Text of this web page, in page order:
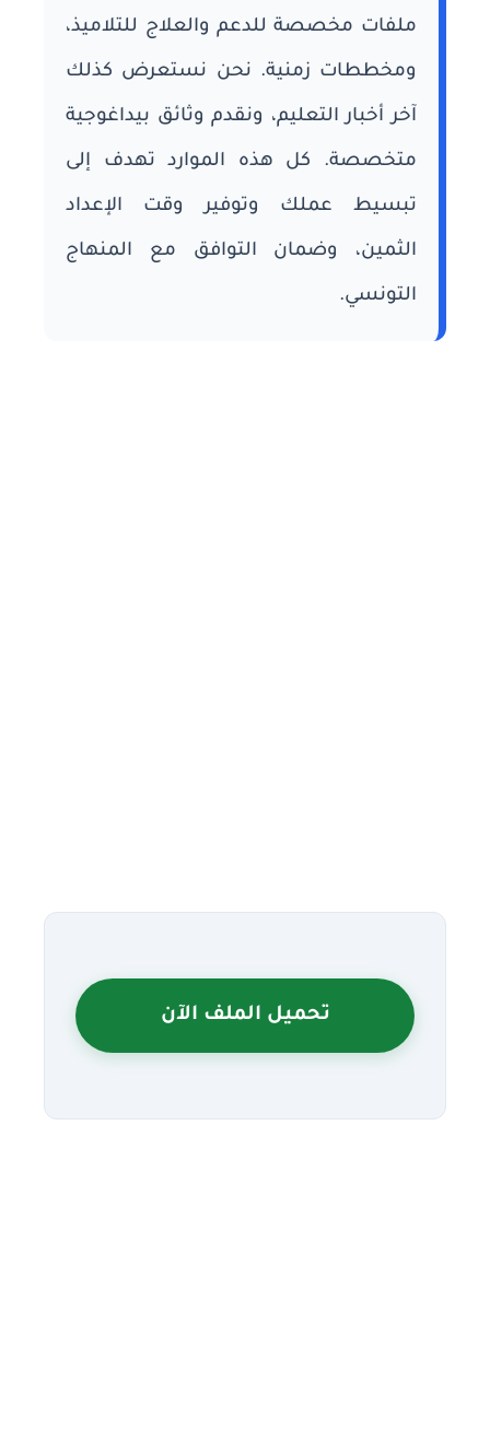
ملفات مخصصة للدعم والعلاج للتلاميذ،
ومخططات زمنية. نحن نستعرض كذلك
آخر أخبار التعليم، ونقدم وثائق بيداغوجية
متخصصة. كل هذه الموارد تهدف إلى
تبسيط عملك وتوفير وقت الإعداد
الثمين، وضمان التوافق مع المنهاج
التونسي.
تحميل الملف الآن